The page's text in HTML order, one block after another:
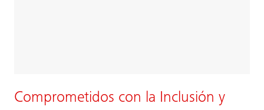
Comprometidos con la Inclusión y